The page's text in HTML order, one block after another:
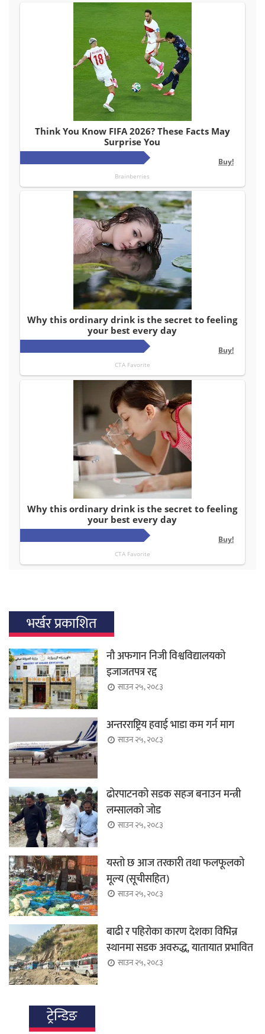
भर्खर प्रकाशित
नौ अफगान निजी विश्वविद्यालयको
इजाजतपत्र रद्द
साउन २५, २०८३
अन्तरराष्ट्रिय हवाई भाडा कम गर्न माग
साउन २५, २०८३
ढोरपाटनको सडक सहज बनाउन मन्त्री
लम्सालको जोड
साउन २५, २०८३
यस्तो छ आज तरकारी तथा फलफूलको
मूल्य (सूचीसहित)
साउन २५, २०८३
बाढी र पहिरोका कारण देशका विभिन्न
स्थानमा सडक अवरुद्ध, यातायात प्रभावित
साउन २५, २०८३
ट्रेन्डिङ